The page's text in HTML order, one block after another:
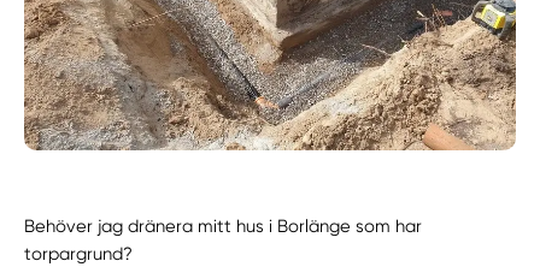
Behöver jag dränera mitt hus i Borlänge som har
torpargrund?